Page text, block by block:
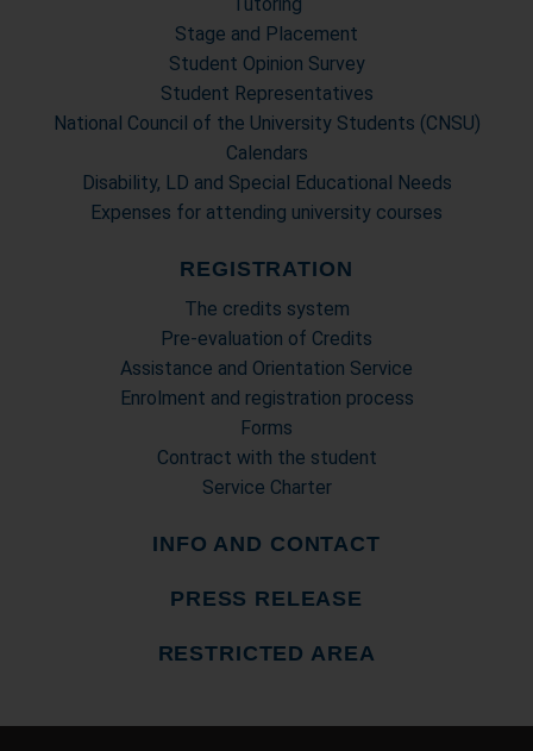
Stage and Placement
Student Opinion Survey
Student Representatives
National Council of the University Students (CNSU)
Calendars
Disability, LD and Special Educational Needs
Expenses for attending university courses
REGISTRATION
The credits system
Pre-evaluation of Credits
Assistance and Orientation Service
Enrolment and registration process
Forms
Contract with the student
Service Charter
INFO AND CONTACT
PRESS RELEASE
RESTRICTED AREA